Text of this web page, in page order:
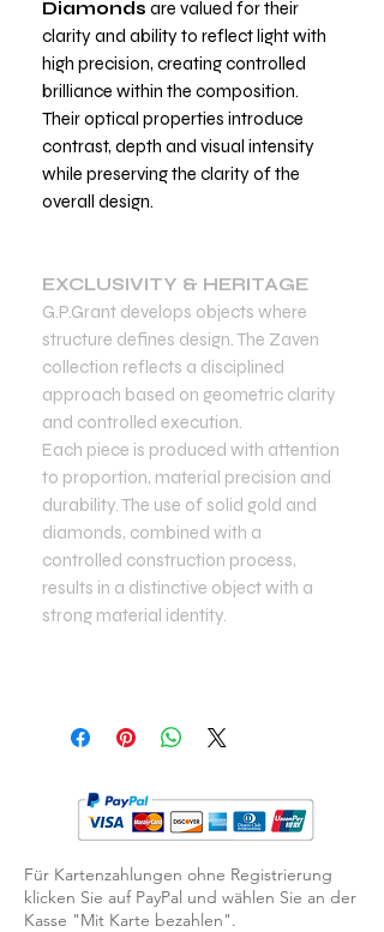
Diamonds are valued for their
clarity and ability to reflect light with
high precision, creating controlled
brilliance within the composition.
Their optical properties introduce
contrast, depth and visual intensity
while preserving the clarity of the
overall design.
EXCLUSIVITY & HERITAGE
G.P.Grant develops objects where
structure defines design. The Zaven
collection reflects a disciplined
approach based on geometric clarity
and controlled execution.
Each piece is produced with attention
to proportion, material precision and
durability. The use of solid gold and
diamonds, combined with a
controlled construction process,
results in a distinctive object with a
strong material identity.
Für Kartenzahlungen ohne Registrierung
klicken Sie auf PayPal und wählen Sie an der
Kasse "Mit Karte bezahlen".